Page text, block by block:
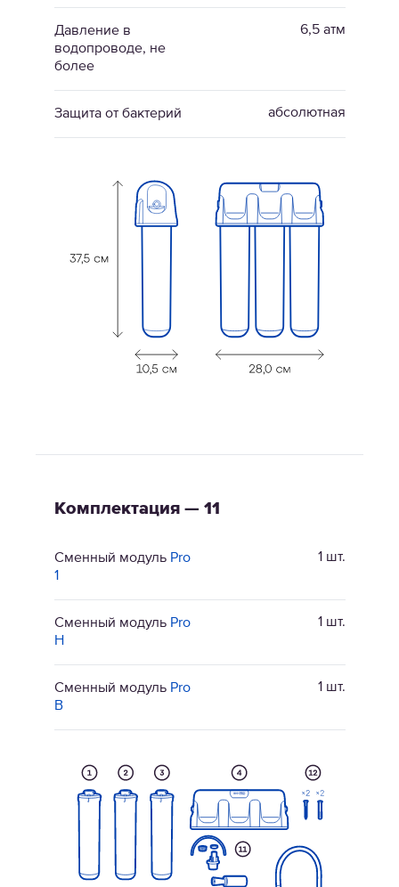
Давление в
водопроводе, не
более
6,5 атм
Защита от бактерий абсолютная
Комплектация — 11
Сменный модуль Pro
1
1 шт.
Сменный модуль Pro
H
1 шт.
Сменный модуль Pro
B
1 шт.